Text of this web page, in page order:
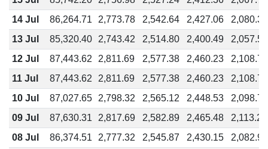
14 Jul
86,264.71 2,773.78 2,542.64 2,427.06
2,080.34
13 Jul
85,320.40 2,743.42 2,514.80 2,400.49
2,057.57
12 Jul
87,443.62 2,811.69 2,577.38 2,460.23
2,108.77
11 Jul
87,443.62 2,811.69 2,577.38 2,460.23
2,108.77
10 Jul
87,027.65 2,798.32 2,565.12 2,448.53
2,098.74
09 Jul
87,630.31 2,817.69 2,582.89 2,465.48
2,113.27
08 Jul
86,374.51 2,777.32 2,545.87 2,430.15
2,082.99